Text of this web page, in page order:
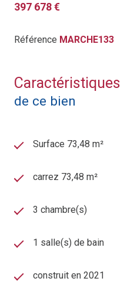
397 678 €
Référence MARCHE133
Caractéristiques
de ce bien
Surface 73,48 m²
carrez 73,48 m²
3 chambre(s)
1 salle(s) de bain
construit en 2021